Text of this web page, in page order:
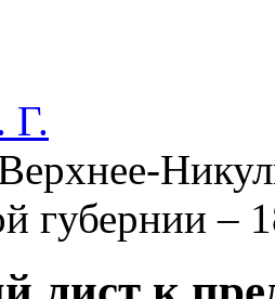
Г.
губернии –